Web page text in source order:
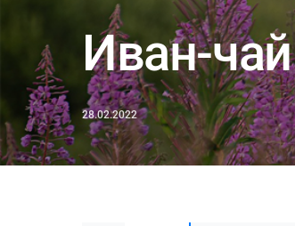
Иван-
28.02.2022